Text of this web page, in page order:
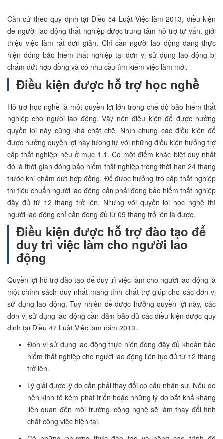
Căn cứ theo quy định tại Điều 54 Luật Việc làm 2013, điều kiện
để người lao động thất nghiệp được trung tâm hỗ trợ tư vấn, giới
thiệu việc làm rất đơn giản. Chỉ cần người lao động đang thực
hiện đóng bảo hiểm thất nghiệp tại đơn vị sử dụng lao động bị
chấm dứt hợp đồng và có nhu cầu tìm kiếm việc làm mới.
Điều kiện được hỗ trợ học nghề
Hỗ trợ học nghề là một quyền lợi lớn trong chế độ bảo hiểm thất
nghiệp cho người lao động. Vậy nên điều kiện để được hưởng
quyền lợi này cũng khá chặt chẽ. Nhìn chung các điều kiện để
được hưởng quyền lợi này tương tự với những điều kiện hưởng trợ
cấp thất nghiệp nêu ở mục 1.1. Có một điểm khác biệt duy nhất
đó là thời gian đóng bảo hiểm thất nghiệp trong thời hạn 24 tháng
trước khi chấm dứt hợp đồng. Để được hưởng trợ cấp thất nghiệp
thì tiêu chuẩn người lao động cần phải đóng bảo hiểm thất nghiệp
đầy đủ từ 12 tháng trở lên. Nhưng với quyền lợi học nghề thì
người lao động chỉ cần đóng đủ từ 09 tháng trở lên là được.
Điều kiện được hỗ trợ đào tạo để
duy trì việc làm cho người lao
động
Quyền lợi hỗ trợ đào tạo để duy trì việc làm cho người lao động là
một chính sách duy nhất mang tính chất trợ giúp cho các đơn vị
sử dụng lao động. Tuy nhiên để được hưởng quyền lợi này, các
đơn vị sử dụng lao động cần đảm bảo đủ các điều kiện được quy
định tại Điều 47 Luật Việc làm năm 2013.
Đơn vị sử dụng lao động thực hiện đóng đầy đủ khoản bảo
hiểm thất nghiệp cho người lao động liên tục đủ từ 12 tháng
trở lên.
Lý giải được lý do cần phải thay đổi cơ cấu nhân sự. Nếu do
nền kinh tế kém phát triển hoặc những lý do bất khả kháng
liên quan đến môi trường, công nghệ sẽ làm thay đổi tính
chất công việc hiện tại.